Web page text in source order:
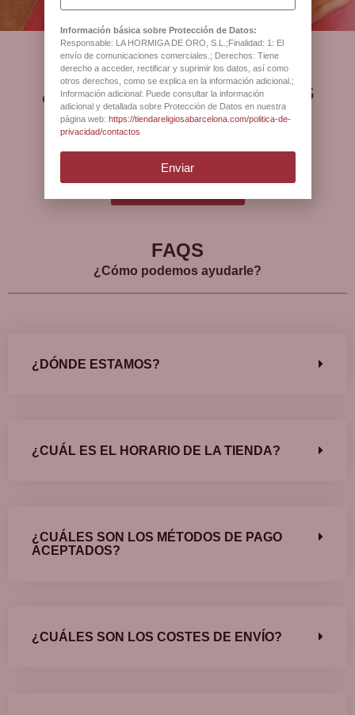
¿Qué opinan nuestros
clientes?
FAQS
¿Cómo podemos ayudarle?
¿DÓNDE ESTAMOS?
¿CUÁL ES EL HORARIO DE LA TIENDA?
¿CUÁLES SON LOS MÉTODOS DE PAGO
ACEPTADOS?
¿CUÁLES SON LOS COSTES DE ENVÍO?
Información básica sobre Protección de Datos:
Responsable: LA HORMIGA DE ORO, S.L.;Finalidad: 1: El
envío de comunicaciones comerciales.; Derechos: Tiene
derecho a acceder, rectificar y suprimir los datos, así como
otros derechos, como se explica en la información adicional.;
Información adicional: Puede consultar la información
adicional y detallada sobre Protección de Datos en nuestra
página web: https://tiendareligiosabarcelona.com/politica-de-
privacidad/contactos
Enviar